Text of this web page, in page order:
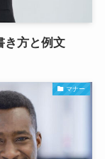
き方と例文
マナー